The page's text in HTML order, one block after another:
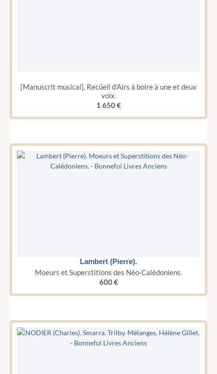
[Manuscrit musical]. Recüeil d'Airs à boire à une et deux
voix.
1 650€
Lambert (Pierre).
Moeurs et Superstitions des Néo-Calédoniens.
600€